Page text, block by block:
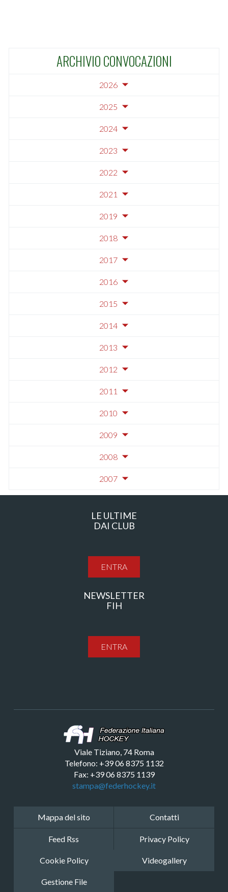
ARCHIVIO CONVOCAZIONI
2026
2025
2024
2023
2022
2021
2019
2018
2017
2016
2015
2014
2013
2012
2011
2010
2009
2008
2007
LE ULTIME
DAI CLUB
ENTRA
NEWSLETTER
FIH
ENTRA
Viale Tiziano, 74 Roma
Telefono: +39 06 8375 1132
Fax: +39 06 8375 1139
stampa@federhockey.it
Mappa del sito Contatti
Feed Rss Privacy Policy
Cookie Policy Videogallery
Gestione File